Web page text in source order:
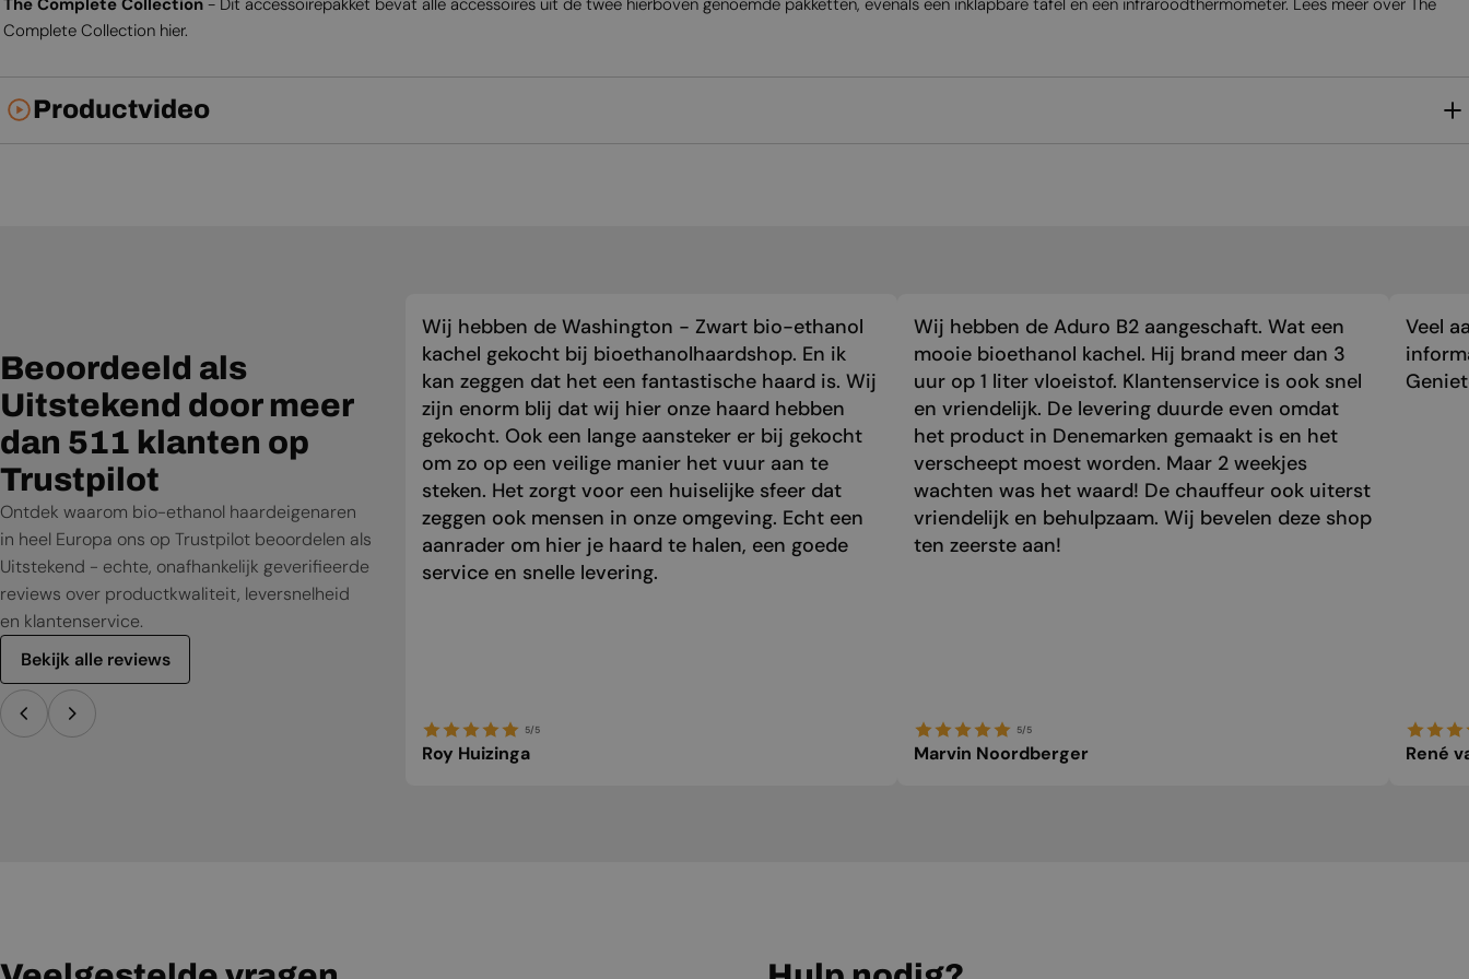
Complete Collection hier.
Productvideo
Beoordeeld als
Uitstekend door meer
dan 511 klanten op
Trustpilot
Ontdek waarom bio-ethanol haardeigenaren
in heel Europa ons op Trustpilot beoordelen als
Uitstekend - echte, onafhankelijk geverifieerde
reviews over productkwaliteit, leversnelheid
en klantenservice.
Bekijk alle reviews
Wij hebben de Washington - Zwart bio-ethanol
kachel gekocht bij bioethanolhaardshop. En ik
kan zeggen dat het een fantastische haard is. Wij
zijn enorm blij dat wij hier onze haard hebben
gekocht. Ook een lange aansteker er bij gekocht
om zo op een veilige manier het vuur aan te
steken. Het zorgt voor een huiselijke sfeer dat
zeggen ook mensen in onze omgeving. Echt een
aanrader om hier je haard te halen, een goede
service en snelle levering.
5/5
Roy Huizinga
Wij hebben de Aduro B2 aangeschaft. Wat een
mooie bioethanol kachel. Hij brand meer dan 3
uur op 1 liter vloeistof. Klantenservice is ook snel
en vriendelijk. De levering duurde even omdat
het product in Denemarken gemaakt is en het
verscheept moest worden. Maar 2 weekjes
wachten was het waard! De chauffeur ook uiterst
vriendelijk en behulpzaam. Wij bevelen deze shop
ten zeerste aan!
5/5
Marvin Noordberger
Veel
René
MALTESE
SPANISH
SWEDISH
TURKISH
UKRAINIAN